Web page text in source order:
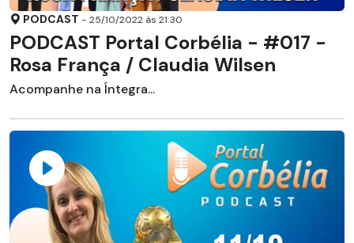
PODCAST - 25/10/2022 às 21:30
PODCAST Portal Corbélia - #017 -
Rosa França / Claudia Wilsen
Acompanhe na Íntegra...